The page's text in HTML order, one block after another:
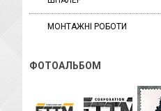
МОНТАЖНІ РОБОТИ
ФОТОАЛЬБОМ